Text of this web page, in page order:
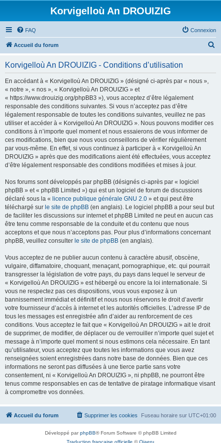
Korvigelloù An DROUIZIG
FAQ Connexion
Accueil du forum
Korvigelloù An DROUIZIG - Conditions d’utilisation
En accédant à « Korvigelloù An DROUIZIG » (désigné ci-après par « nous »,
« notre », « nos », « Korvigelloù An DROUIZIG » et
« https://www.drouizig.org/phpBB3 »), vous acceptez d’être légalement
responsable des conditions suivantes. Si vous n’acceptez pas d’être
légalement responsable de toutes les conditions suivantes, veuillez ne pas
utiliser et accéder à « Korvigelloù An DROUIZIG ». Nous pouvons modifier ces
conditions à n’importe quel moment et nous essaierons de vous informer de
ces modifications, bien que nous vous conseillons de vérifier régulièrement
par vous-même. En effet, si vous continuez à participer à « Korvigelloù An
DROUIZIG » après que des modifications aient été effectuées, vous acceptez
d’être légalement responsable des conditions modifiées et mises à jour.
Nos forums sont développés par phpBB (désignés ci-après par « logiciel
phpBB » et « phpBB Limited ») qui est un logiciel de forum de discussions
déclaré sous la « licence publique générale GNU 2.0 » et qui peut être
téléchargé sur le site de phpBB (en anglais). Le logiciel phpBB a pour seul but
de faciliter les discussions sur internet et phpBB Limited ne peut en aucun cas
être tenu comme responsable de la conduite et du contenu que nous
acceptons et que nous n’acceptons pas. Pour plus d’informations concernant
phpBB, veuillez consulter le site de phpBB (en anglais).
Vous acceptez de ne publier aucun contenu à caractère abusif, obscène,
vulgaire, diffamatoire, choquant, menaçant, pornographique, etc. qui pourrait
transgresser la législation de votre pays, du pays dans lequel le serveur de
« Korvigelloù An DROUIZIG » est hébergé ou encore la loi internationale. Si
vous ne respectez pas ces dispositions, vous vous exposez à un
bannissement immédiat et définitif et nous nous réservons le droit d’avertir
votre fournisseur d’accès à internet et les autorités officielles. L’adresse IP de
tous les messages est enregistrée afin d’aider au renforcement de ces
conditions. Vous acceptez le fait que « Korvigelloù An DROUIZIG » ait le droit
de supprimer, de modifier, de déplacer ou de verrouiller n’importe quel sujet et
message à n’importe quel moment si nous estimons cela nécessaire. En tant
qu’utilisateur, vous acceptez que toutes les informations que vous avez
renseignées soient enregistrées dans notre base de données. Bien que ces
informations ne seront pas diffusées à une tierce partie sans votre
consentement, ni « Korvigelloù An DROUIZIG », ni phpBB, ne pourront être
tenus comme responsables en cas de tentative de piratage informatique visant
à compromettre vos données.
Accueil du forum Fuseau horaire sur UTC+01:00
Supprimer les cookies
Développé parphpBB® Forum Software © phpBB Limited
Traduction française officielle ©Qiaeru